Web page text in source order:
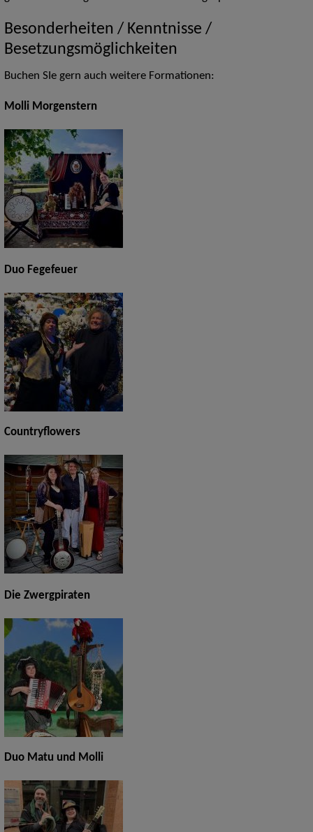
Besonderheiten / Kenntnisse /
Besetzungsmöglichkeiten
Buchen SIe gern auch weitere Formationen:
Molli Morgenstern
Duo Fegefeuer
Countryflowers
Die Zwergpiraten
Duo Matu und Molli